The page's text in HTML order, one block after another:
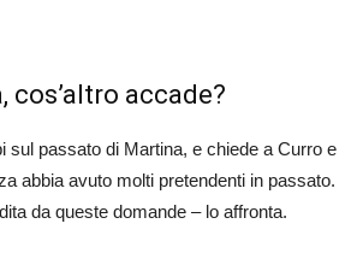
cos’altro accade?
sul passato di Martina, e chiede a Curro e
abbia avuto molti pretendenti in passato.
da queste domande – lo affronta.